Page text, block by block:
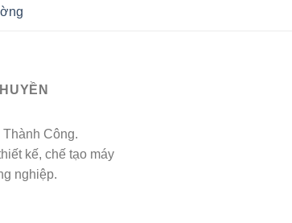
Công.
kế, chế tạo máy
nghiệp.